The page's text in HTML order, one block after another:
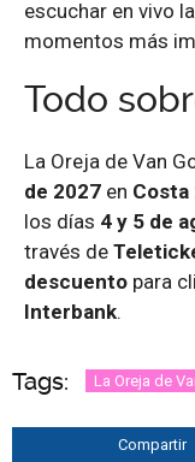
escuchar en vivo
momentos más
Todo
La Oreja de Van
de 2027 en Costa
los días 4 y 5 de
través de
descuento para
Interbank.
Tags: La Oreja de
Compartir